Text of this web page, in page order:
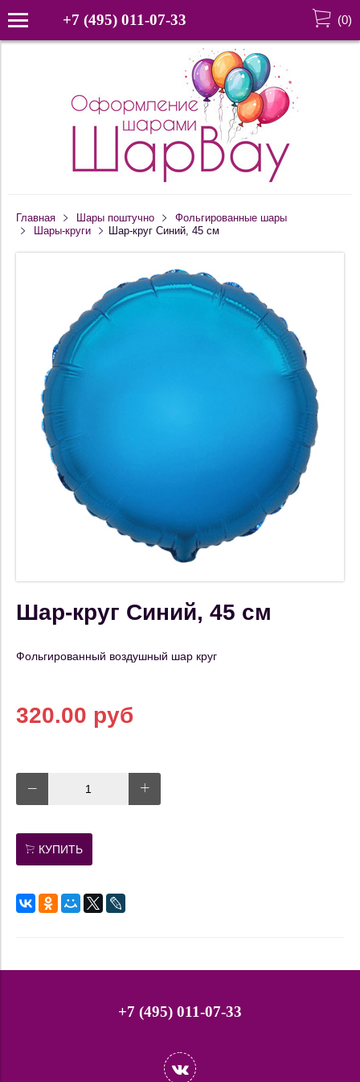
+7 (495) 011-07-33 (0)
Главная Шары поштучно
Фольгированные шары
Шары-круги
Шар-круг Синий, 45 см
Шар-круг Синий, 45 см
Фольгированный воздушный шар круг
320.00 руб
КУПИТЬ
+7 (495) 011-07-33